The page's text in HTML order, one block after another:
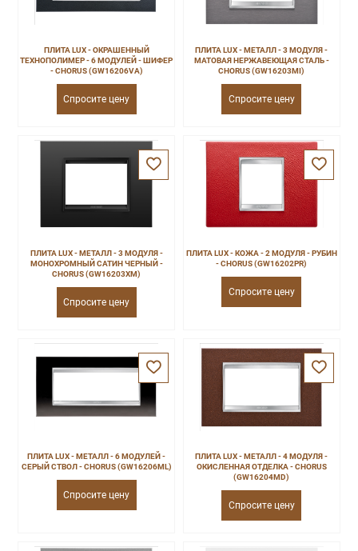
ПЛИТА LUX - ОКРАШЕННЫЙ
ТЕХНОПОЛИМЕР - 6 МОДУЛЕЙ - ШИФЕР
- CHORUS (GW16206VA)
Спросите цену
ПЛИТА LUX - МЕТАЛЛ - 3 МОДУЛЯ -
МАТОВАЯ НЕРЖАВЕЮЩАЯ СТАЛЬ -
CHORUS (GW16203MI)
Спросите цену
ПЛИТА LUX - МЕТАЛЛ - 3 МОДУЛЯ -
МОНОХРОМНЫЙ САТИН ЧЕРНЫЙ -
CHORUS (GW16203XM)
Спросите цену
ПЛИТА LUX - КОЖА - 2 МОДУЛЯ - РУБИН
- CHORUS (GW16202PR)
Спросите цену
ПЛИТА LUX - МЕТАЛЛ - 6 МОДУЛЕЙ -
СЕРЫЙ СТВОЛ - CHORUS (GW16206ML)
Спросите цену
ПЛИТА LUX - МЕТАЛЛ - 4 МОДУЛЯ -
ОКИСЛЕННАЯ ОТДЕЛКА - CHORUS
(GW16204MD)
Спросите цену